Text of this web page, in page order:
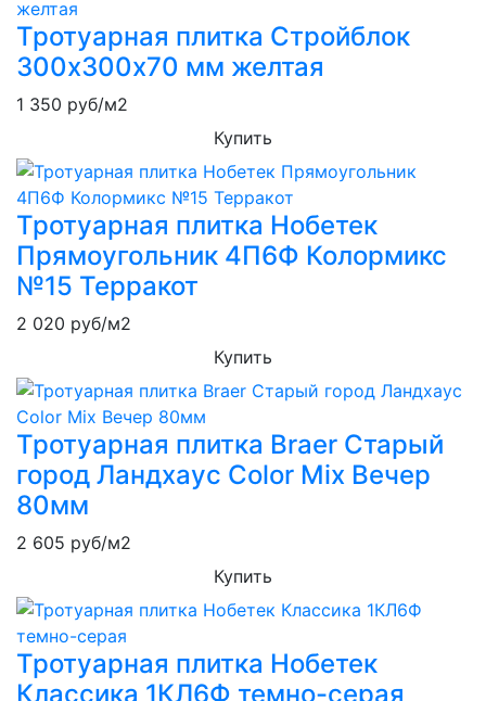
Тротуарная плитка Стройблок
300х300х70 мм желтая
1 350 руб/м2
Купить
Тротуарная плитка Нобетек
Прямоугольник 4П6Ф Колормикс
№15 Терракот
2 020 руб/м2
Купить
Тротуарная плитка Braer Старый
город Ландхаус Color Mix Вечер
80мм
2 605 руб/м2
Купить
Тротуарная плитка Нобетек
Классика 1КЛ6Ф темно-серая